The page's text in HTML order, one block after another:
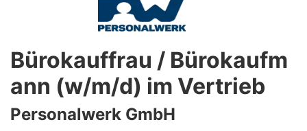
Bürokauffrau / Bürokaufm
ann (w/m/d) im Vertrieb
Personalwerk GmbH